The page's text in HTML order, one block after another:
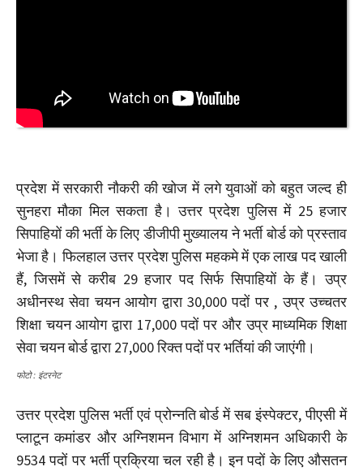
प्रदेश में सरकारी नौकरी की खोज में लगे युवाओं को बहुत जल्द ही
सुनहरा मौका मिल सकता है। उत्तर प्रदेश पुलिस में 25 हजार
सिपाहियों की भर्ती के लिए डीजीपी मुख्यालय ने भर्ती बोर्ड को प्रस्ताव
भेजा है। फिलहाल उत्तर प्रदेश पुलिस महकमे में एक लाख पद खाली
हैं, जिसमें से करीब 29 हजार पद सिर्फ सिपाहियों के हैं। उप्र
अधीनस्थ सेवा चयन आयोग द्वारा 30,000 पदों पर , उप्र उच्चतर
शिक्षा चयन आयोग द्वारा 17,000 पदों पर और उप्र माध्यमिक शिक्षा
सेवा चयन बोर्ड द्वारा 27,000 रिक्त पदों पर भर्तियां की जाएंगी।
फोटो : इंटरनेट
उत्तर प्रदेश पुलिस भर्ती एवं प्रोन्नति बोर्ड में सब इंस्पेक्टर, पीएसी में
प्लाटून कमांडर और अग्निशमन विभाग में अग्निशमन अधिकारी के
9534 पदों पर भर्ती प्रक्रिया चल रही है। इन पदों के लिए औसतन